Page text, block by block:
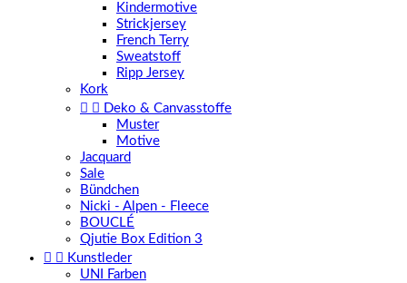
Kindermotive
Strickjersey
French Terry
Sweatstoff
Ripp Jersey
Kork
  Deko & Canvasstoffe
Muster
Motive
Jacquard
Sale
Bündchen
Nicki - Alpen - Fleece
BOUCLÉ
Qjutie Box Edition 3
  Kunstleder
UNI Farben